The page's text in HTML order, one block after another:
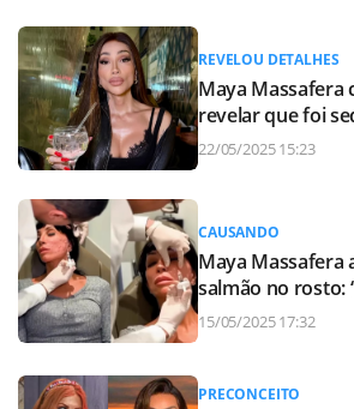
REVELOU DETALHES
Maya Massafera
revelar que foi
22/05/2025 15:23
CAUSANDO
Maya Massafera
salmão no rosto:
15/05/2025 17:32
PRECONCEITO